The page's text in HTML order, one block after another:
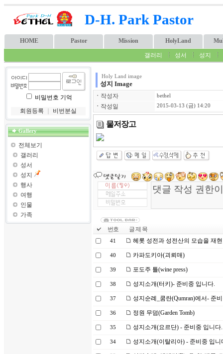
D-H. Park Pastor
HOME Pastor Mission HolyLand
갤러리 성서 성지
비밀번호 기억
회원등록
비번분실
Gallery
전체보기
갤러리
성서
성지
행사
여행
인물
가족
Holy Land image
성지 Image
ㆍ 작성자 bethel
ㆍ 작성일 2015-03-13 (금) 14:20
물저장고
번호 글 제 목
41 헤롯 성전과 성전산의 모습을 재
40 카파도키아(괴뢰매)
39 포도주 틀(wine press)
38 성지소개(터키)- 준비중 입니다.
37 성지순례_쿰란(Qumran)에서- 준
36 정원 무덤(Garden Tomb)
35 성지소개(요르단) - 준비중 입니다.
34 성지소개(이탈리아) - 준비중 입니